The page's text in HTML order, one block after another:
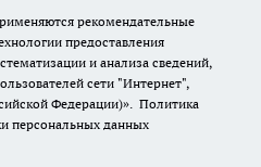
рекомендательные
предоставления
и анализа сведений,
сети "Интернет",
Федерации)». Политика
персональных данных